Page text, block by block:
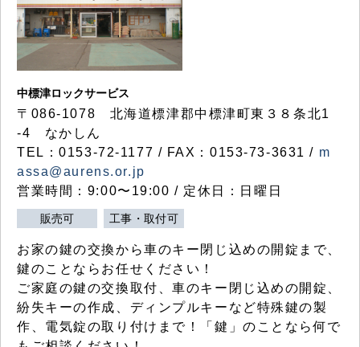
中標津ロックサービス
〒086-1078 北海道標津郡中標津町東３８条北1
-4 なかしん
TEL：0153-72-1177 / FAX：0153-73-3631 / m
assa@aurens.or.jp
営業時間：9:00〜19:00 / 定休日：日曜日
販売可 工事・取付可
お家の鍵の交換から車のキー閉じ込めの開錠まで、
鍵のことならお任せください！
ご家庭の鍵の交換取付、車のキー閉じ込めの開錠、
紛失キーの作成、ディンプルキーなど特殊鍵の製
作、電気錠の取り付けまで！「鍵」のことなら何で